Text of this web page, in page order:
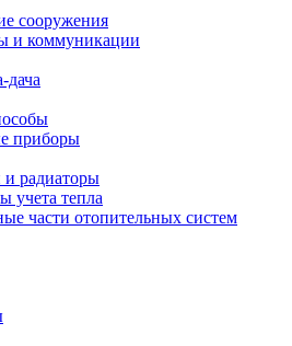
сооружения
и коммуникации
дача
приборы
и радиаторы
учета тепла
части отопительных систем